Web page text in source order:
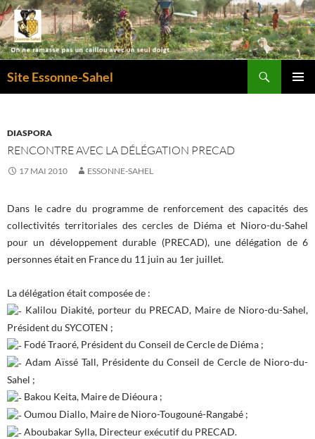
Site Essonne-Sahel
DIASPORA
RENCONTRE AVEC LA DÉLÉGATION PRECAD
17 MAI 2010 ESSONNE-SAHEL
Dans le cadre du programme de renforcement des capacités des
collectivités territoriales des cercles de Diéma et Nioro-du-Sahel
pour un développement durable (PRECAD), une délégation de 6
personnes était en France du 11 juin au 1er juillet.
La délégation était composée de :
Kalilou Diakité, porteur du PRECAD, Maire de Nioro-du-Sahel,
Président du SYCOTEN ;
Fodé Traoré, Président du Conseil de Cercle de Diéma ;
Adam Aïssé Tall, Présidente du Conseil de Cercle de Nioro-du-
Sahel ;
Bakou Keita, Maire de Diéoura ;
Oumou Diallo, Maire de Nioro-Tougouné-Rangabé ;
Aboubakar Sylla, Directeur exécutif du PRECAD.